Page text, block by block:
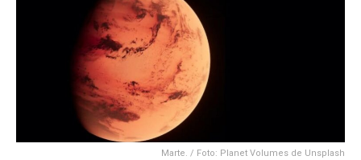
Marte. / Foto: Planet Volumes de Unsplash